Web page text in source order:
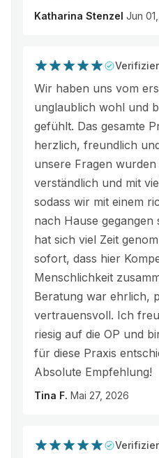
Katharina Stenzel Jun
Wir haben uns vom
unglaublich wohl und
gefühlt. Das gesamte
herzlich, freundlich
unsere Fragen
verständlich und mit
sodass wir mit einem
nach Hause gegangen
hat sich viel Zeit
sofort, dass hier
Menschlichkeit
Beratung war ehrlich,
vertrauensvoll. Ich
riesig auf die OP und
für diese Praxis
Absolute Empfehlung!
Tina F. Mai 27, 2026